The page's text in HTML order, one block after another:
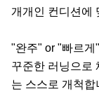
개개인 컨디션에
"완주" or "빠르게
꾸준한 러닝으로
는 스스로 개척합